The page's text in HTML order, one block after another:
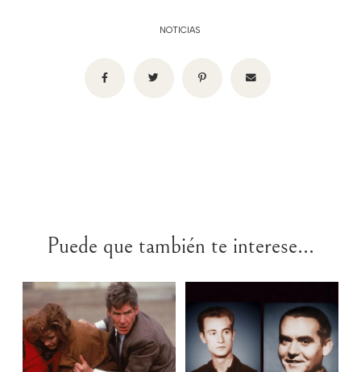
NOTICIAS
Puede que también te interese...